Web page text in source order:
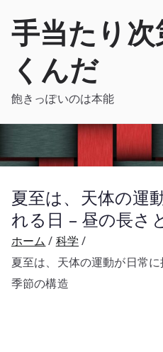
手当たり
くんだ
飽きっぽいのは本能
夏至は、天体の運
れる日 – 昼の長さ
ホーム
科学
夏至は、天体の運動が日常
季節の構造